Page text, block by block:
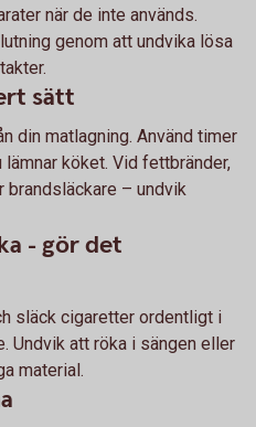
när de inte används.
genom att undvika lösa
sätt
din matlagning. Använd timer
köket. Vid fettbränder,
brandsläckare – undvik
- gör det
släck cigaretter ordentligt i
Undvik att röka i sängen eller
material.